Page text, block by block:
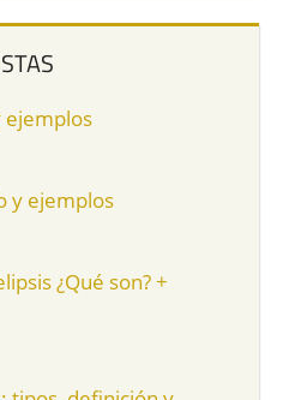
ejemplos
y ejemplos
¿Qué son? +